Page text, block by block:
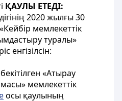
ҚАУЛЫ ЕТЕДІ:
2020 жылғы 30
мемлекеттік
туралы»
енгізілсін:
«Атырау
мемлекеттік
осы қаулының